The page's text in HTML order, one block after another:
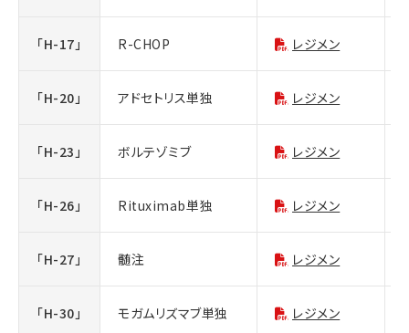
「H-17」 R-CHOP レジメン
「H-20」 アドセトリス単独 レジメン
「H-23」 ボルテゾミブ レジメン
「H-26」 Rituximab単独 レジメン
「H-27」 髄注 レジメン
「H-30」 モガムリズマブ単独 レジメン